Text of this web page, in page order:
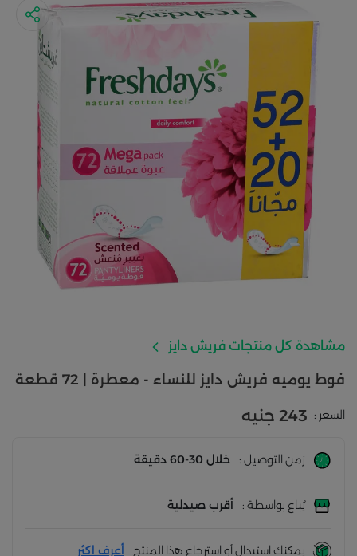
مشاهدة كل منتجات فريش دايز
فوط يوميه فريش دايز للنساء - معطرة | 72 قطعة
السعر : 243 جنيه
زمن التوصيل : خلال 30-60 دقيقة
يُباع بواسطة : أقرب صيدلية
يمكنك استبدال أو استرجاع هذا المنتج أعرف اكثر